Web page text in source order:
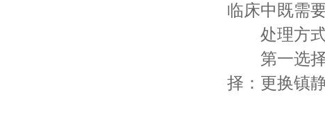
临床中既需
处理方式
第一选择
择：更换镇